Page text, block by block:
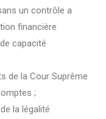
un contrôle a
financière
capacité
de la Cour Suprême
;
la légalité